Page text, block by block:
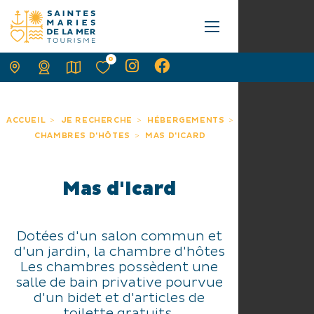
ACCUEIL JE RECHERCHE
HÉBERGEMENTS
CHAMBRES D'HÔTES
MAS D'ICARD
Mas d'Icard
Dotées d'un salon commun et
d'un jardin, la chambre d'hôtes
Les chambres possèdent une
salle de bain privative pourvue
d'un bidet et d'articles de
0